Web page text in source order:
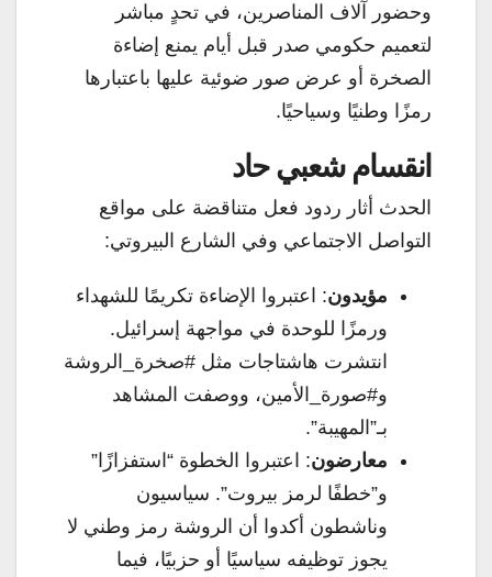
وحضور آلاف المناصرين، في تحدٍ مباشر
لتعميم حكومي صدر قبل أيام يمنع إضاءة
الصخرة أو عرض صور ضوئية عليها باعتبارها
رمزًا وطنيًا وسياحيًا.
انقسام شعبي حاد
الحدث أثار ردود فعل متناقضة على مواقع
التواصل الاجتماعي وفي الشارع البيروتي:
مؤيدون: اعتبروا الإضاءة تكريمًا للشهداء
ورمزًا للوحدة في مواجهة إسرائيل.
انتشرت هاشتاجات مثل #صخرة_الروشة
و#صورة_الأمين، ووصفت المشاهد
بـ”المهيبة”.
معارضون: اعتبروا الخطوة “استفزازًا”
و”خطفًا لرمز بيروت”. سياسيون
وناشطون أكدوا أن الروشة رمز وطني لا
يجوز توظيفه سياسيًا أو حزبيًا، فيما